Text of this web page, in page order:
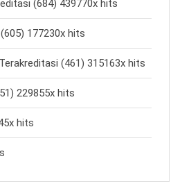
(684) 439770x hits
177230x hits
(461) 315163x hits
229855x hits
hits